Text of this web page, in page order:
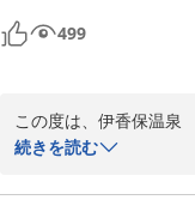
499
この度は、伊香保温泉
とうございます。
当館自慢のお風呂や、
続きを読む